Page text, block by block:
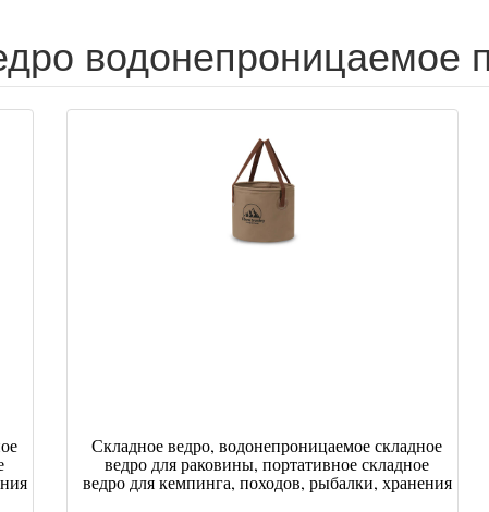
водонепроницаемое
Складное ведро, водонепроницаемое складное
ведро для раковины, портативное складное
ведро для кемпинга, походов, рыбалки, хранения